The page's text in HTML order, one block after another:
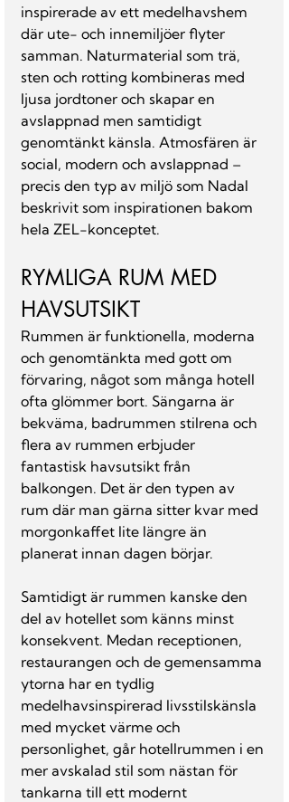
inspirerade av ett medelhavshem
där ute- och innemiljöer flyter
samman. Naturmaterial som trä,
sten och rotting kombineras med
ljusa jordtoner och skapar en
avslappnad men samtidigt
genomtänkt känsla. Atmosfären är
social, modern och avslappnad –
precis den typ av miljö som Nadal
beskrivit som inspirationen bakom
hela ZEL-konceptet.
RYMLIGA RUM MED
HAVSUTSIKT
Rummen är funktionella, moderna
och genomtänkta med gott om
förvaring, något som många hotell
ofta glömmer bort. Sängarna är
bekväma, badrummen stilrena och
flera av rummen erbjuder
fantastisk havsutsikt från
balkongen. Det är den typen av
rum där man gärna sitter kvar med
morgonkaffet lite längre än
planerat innan dagen börjar.
Samtidigt är rummen kanske den
del av hotellet som känns minst
konsekvent. Medan receptionen,
restaurangen och de gemensamma
ytorna har en tydlig
medelhavsinspirerad livsstilskänsla
med mycket värme och
personlighet, går hotellrummen i en
mer avskalad stil som nästan för
tankarna till ett modernt